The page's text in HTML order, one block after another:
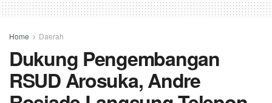
Home Daerah
Dukung Pengembangan
RSUD Arosuka, Andre